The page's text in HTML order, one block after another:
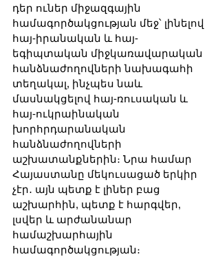
դեր ուներ միջազգային
համագործակցության մեջ՝ լինելով
հայ-իրանական և հայ-
եգիպտական միջկառավարական
հանձնաժողովների նախագահի
տեղակալ, ինչպես նաև
մասնակցելով հայ-ռուսական և
հայ-ուկրաինական
խորհրդարանական
հանձնաժողովների
աշխատանքներին։ Նրա համար
Հայաստանը մեկուսացած երկիր
չէր․ այն պետք է լիներ բաց
աշխարհին, պետք է հարգվեր,
լսվեր և արժանանար
համաշխարհային
համագործակցության։